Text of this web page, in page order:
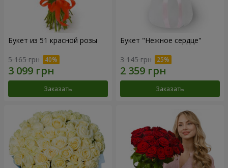
Букет из 51 красной розы
5 165 грн
Заказать
Букет "Нежное сердце"
3 145 грн
Заказать